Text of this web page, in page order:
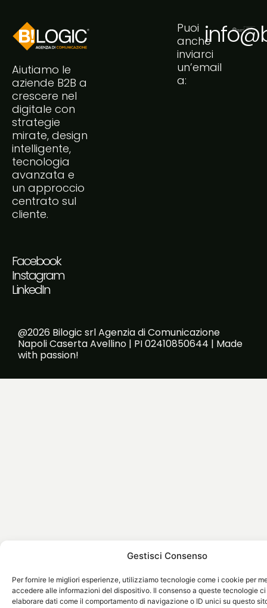
Gestisci Consenso
Per fornire le migliori esperienze, utilizziamo tecnologie come i cookie per
accedere alle informazioni del dispositivo. Il consenso a queste tecnologie
elaborare dati come il comportamento di navigazione o ID unici su questo
Aiutiamo le
aziende B2B a
crescere nel
digitale con
strategie
mirate, design
intelligente,
tecnologia
avanzata e
un approccio
centrato sul
cliente.
Puoi
anche
inviarci
un’email
a:
Facebook
Instagram
LinkedIn
@2026 Bilogic srl Agenzia di Comunicazione
Napoli Caserta Avellino | PI 02410850644 | Made
with passion!